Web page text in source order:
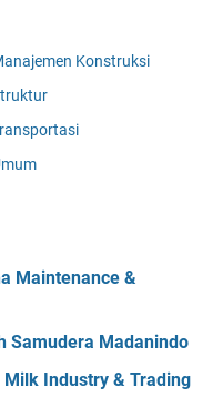
Konstruksi
Maintenance &
Samudera Madanindo
Industry & Trading